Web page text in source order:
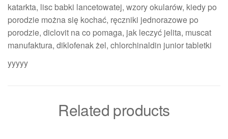
katarkta, lisc babki lancetowatej, wzory okularów, kiedy po
porodzie można się kochać, ręczniki jednorazowe po
porodzie, diclovit na co pomaga, jak leczyć jelita, muscat
manufaktura, diklofenak żel, chlorchinaldin junior tabletki
yyyyy
Related products